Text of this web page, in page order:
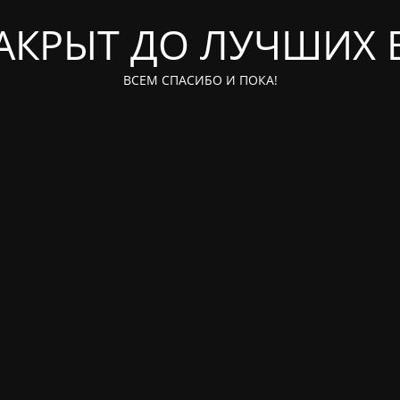
ДО ЛУЧШИХ
ВСЕМ СПАСИБО И ПОКА!